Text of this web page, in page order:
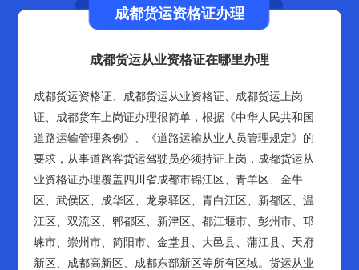
成都货运资格证办理
成都货运从业资格证在哪里办理
成都货运资格证、成都货运从业资格证、成都货运上岗
证、成都货车上岗证办理很简单，根据《中华人民共和国
道路运输管理条例》、《道路运输从业人员管理规定》的
要求，从事道路客货运驾驶员必须持证上岗，成都货运从
业资格证办理覆盖四川省成都市锦江区、青羊区、金牛
区、武侯区、成华区、龙泉驿区、青白江区、新都区、温
江区、双流区、郫都区、新津区、都江堰市、彭州市、邛
崃市、崇州市、简阳市、金堂县、大邑县、蒲江县、天府
新区、成都高新区、成都东部新区等所有区域。货运从业